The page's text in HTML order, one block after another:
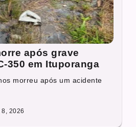
após grave
350 em Ituporanga
morreu após um acidente
2026